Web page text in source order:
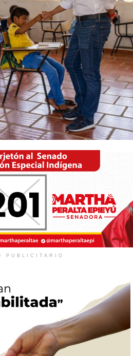
PUBLICITARIO